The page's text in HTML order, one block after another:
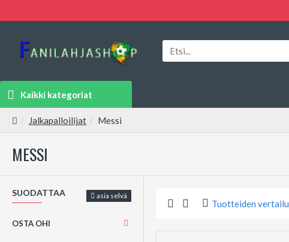
Kaikki kategoriat
Jalkapalloilijat Messi
MESSI
SUODATTAA asia selvä
OSTA OHI
Tuotteiden vertailu